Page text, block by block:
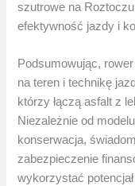
szutrowe na
efektywność jazdy i
Podsumowując,
na teren i technikę
którzy łączą asfalt z
Niezależnie od
konserwacja,
zabezpieczenie
wykorzystać